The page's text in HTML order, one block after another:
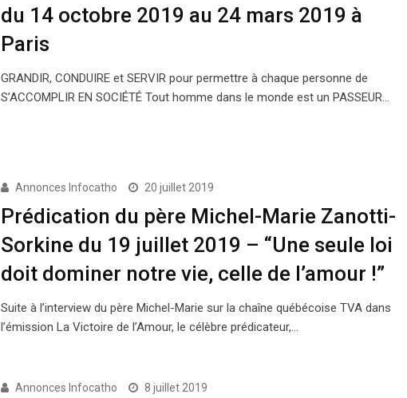
du 14 octobre 2019 au 24 mars 2019 à
Paris
GRANDIR, CONDUIRE et SERVIR pour permettre à chaque personne de
S’ACCOMPLIR EN SOCIÉTÉ Tout homme dans le monde est un PASSEUR…
Annonces Infocatho 20 juillet 2019
Prédication du père Michel-Marie Zanotti-
Sorkine du 19 juillet 2019 – “Une seule loi
doit dominer notre vie, celle de l’amour !”
Suite à l’interview du père Michel-Marie sur la chaîne québécoise TVA dans
l’émission La Victoire de l’Amour, le célèbre prédicateur,…
Annonces Infocatho 8 juillet 2019